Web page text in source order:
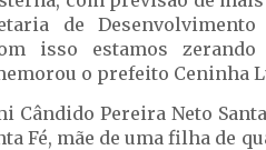
de
isso estamos
o prefeito Ceninha
Cândido Pereira Neto
Fé, mãe de uma filha de